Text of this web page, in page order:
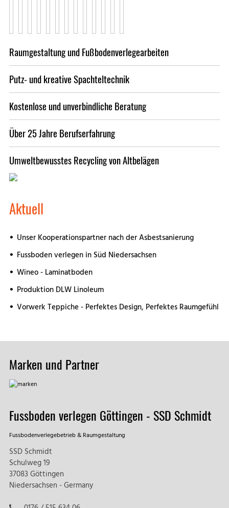
Raumgestaltung und Fußbodenverlegearbeiten
Putz- und kreative Spachteltechnik
Kostenlose und unverbindliche Beratung
Über 25 Jahre Berufserfahrung
Umweltbewusstes Recycling von Altbelägen
Aktuell
Unser Kooperationspartner nach der Asbestsanierung
Fussboden verlegen in Süd Niedersachsen
Wineo - Laminatboden
Produktion DLW Linoleum
Vorwerk Teppiche - Perfektes Design, Perfektes Raumgefühl
Marken und Partner
Fussboden verlegen Göttingen - SSD Schmidt
Fussbodenverlegebetrieb & Raumgestaltung
SSD Schmidt
Schulweg 19
37083 Göttingen
Niedersachsen - Germany